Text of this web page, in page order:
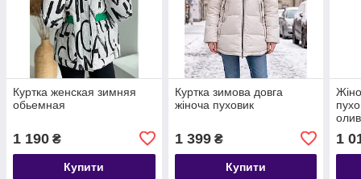
Куртка женская зимняя
обьемная
1 190 ₴
Купити
Куртка зимова довга
жіноча пуховик
1 399₴
Купити
1